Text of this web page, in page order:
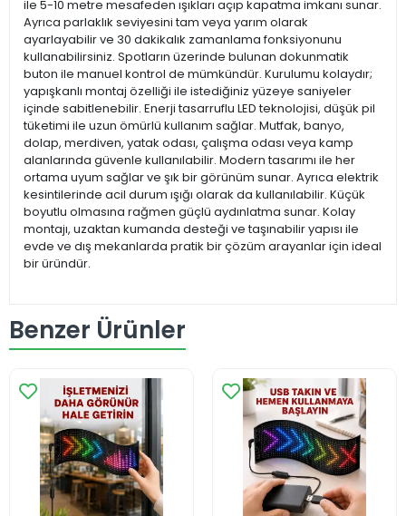
ile 5-10 metre mesafeden ışıkları açıp kapatma imkanı sunar.
Ayrıca parlaklık seviyesini tam veya yarım olarak
ayarlayabilir ve 30 dakikalık zamanlama fonksiyonunu
kullanabilirsiniz. Spotların üzerinde bulunan dokunmatik
buton ile manuel kontrol de mümkündür. Kurulumu kolaydır;
yapışkanlı montaj özelliği ile istediğiniz yüzeye saniyeler
içinde sabitlenebilir. Enerji tasarruflu LED teknolojisi, düşük pil
tüketimi ile uzun ömürlü kullanım sağlar. Mutfak, banyo,
dolap, merdiven, yatak odası, çalışma odası veya kamp
alanlarında güvenle kullanılabilir. Modern tasarımı ile her
ortama uyum sağlar ve şık bir görünüm sunar. Ayrıca elektrik
kesintilerinde acil durum ışığı olarak da kullanılabilir. Küçük
boyutlu olmasına rağmen güçlü aydınlatma sunar. Kolay
montajı, uzaktan kumanda desteği ve taşınabilir yapısı ile
evde ve dış mekanlarda pratik bir çözüm arayanlar için ideal
bir üründür.
Benzer Ürünler